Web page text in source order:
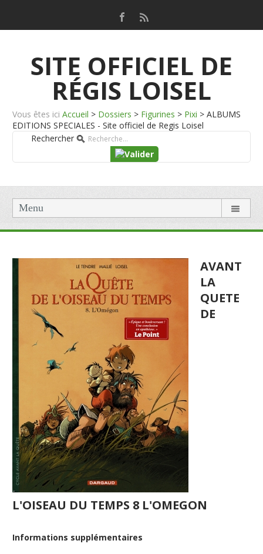
SITE OFFICIEL DE
RÉGIS LOISEL
Vous êtes ici Accueil > Dossiers > Figurines > Pixi > ALBUMS
EDITIONS SPECIALES - Site officiel de Regis Loisel
Rechercher
Menu
AVANT
LA
QUETE
DE
L'OISEAU DU TEMPS 8 L'OMEGON
Informations supplémentaires